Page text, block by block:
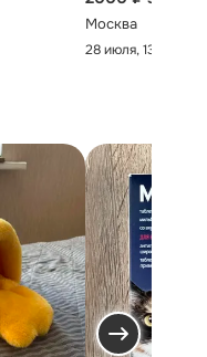
Москва
28 июля, 13:00